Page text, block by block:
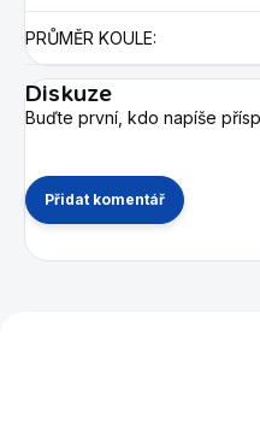
PRŮMĚR KOULE:
Diskuze
Buďte první, kdo napíše
Přidat komentář